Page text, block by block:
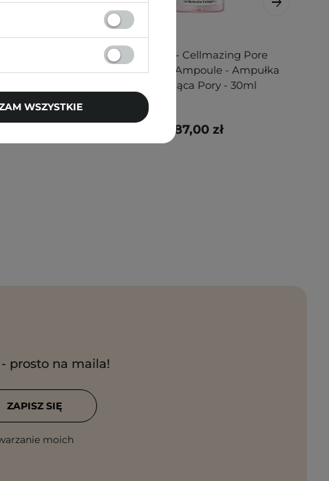
Serum
Torriden - Cellmazing Pore
Perfecting Ampoule - Ampułka
Zwężająca Pory - 30ml
87,00 zł
prosto na maila!
moich
ZAPISZ SIĘ
WSZYSTKIE